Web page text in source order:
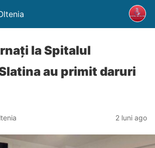
la Spitalul
au primit daruri
2 luni ago